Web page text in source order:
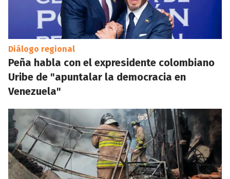
Diálogo regional
Peña habla con el expresidente colombiano
Uribe de "apuntalar la democracia en
Venezuela"